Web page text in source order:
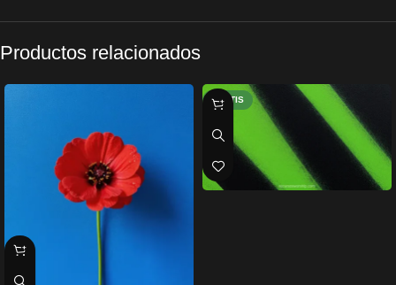
Productos relacionados
GRATIS